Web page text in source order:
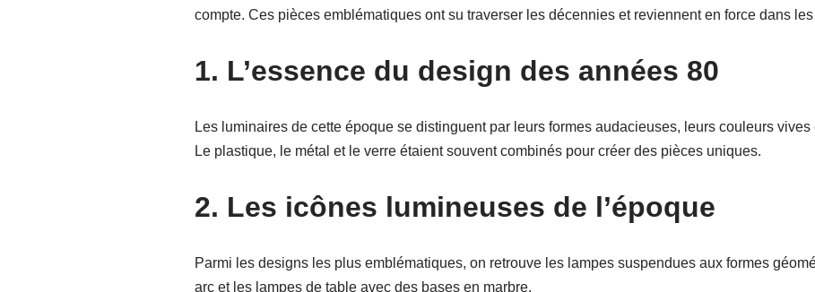
compte. Ces pièces emblématiques ont su traverser les décennies et reviennent en force dans
1. L’essence du design des années 80
Les luminaires de cette époque se distinguent par leurs formes audacieuses, leurs couleurs
Le plastique, le métal et le verre étaient souvent combinés pour créer des pièces uniques.
2. Les icônes lumineuses de l’époque
Parmi les designs les plus emblématiques, on retrouve les lampes suspendues aux formes
arc et les lampes de table avec des bases en marbre.